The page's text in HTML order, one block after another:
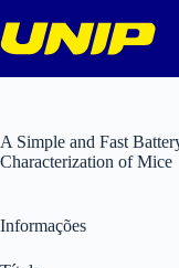
para
o
A Simple and Fast
Characterization of Mice
Informações